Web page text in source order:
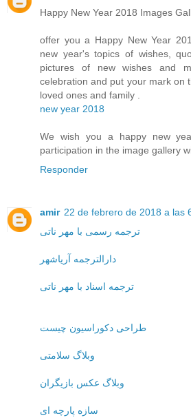
Happy New Year 2018 Images
offer you a Happy New Year
new year's topics of wishes,
pictures of new wishes and
celebration and put your mark on
loved ones and family .
new year 2018
We wish you a happy new
participation in the image gallery
Responder
amir 22 de febrero de 2018 a las
ترجمه رسمی با مهر ناتی
دارالترجمه آریاشهر
ترجمه اسناد با مهر ناتی
طراحی دکوراسیون چیست
وبلاگ سلامتی
وبلاگ عکس بازیگران
سازه پارچه ای